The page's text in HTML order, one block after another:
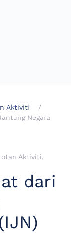
Aktiviti
Negara
Aktiviti.
dari